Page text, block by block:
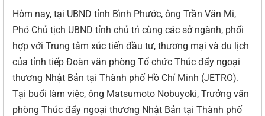
Hôm nay, tại UBND tỉnh Bình Phước, ông Trần Văn Mi,
Phó Chủ tịch UBND tỉnh chủ trì cùng các sở ngành, phối
hợp với Trung tâm xúc tiến đầu tư, thương mại và du lịch
của tỉnh tiếp Đoàn văn phòng Tổ chức Thúc đẩy ngoại
thương Nhật Bản tại Thành phố Hồ Chí Minh (JETRO).
Tại buổi làm việc, ông Matsumoto Nobuyoki, Trưởng văn
phòng Thúc đẩy ngoại thương Nhật Bản tại Thành phố